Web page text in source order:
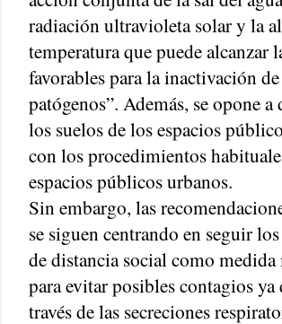
radiación ultravioleta solar y la
temperatura que puede alcanzar
favorables para la inactivación
patógenos”. Además, se opone a
los suelos de los espacios
con los procedimientos
espacios públicos urbanos.
Sin embargo, las
se siguen centrando en seguir
de distancia social como medida
para evitar posibles contagios ya
través de las secreciones